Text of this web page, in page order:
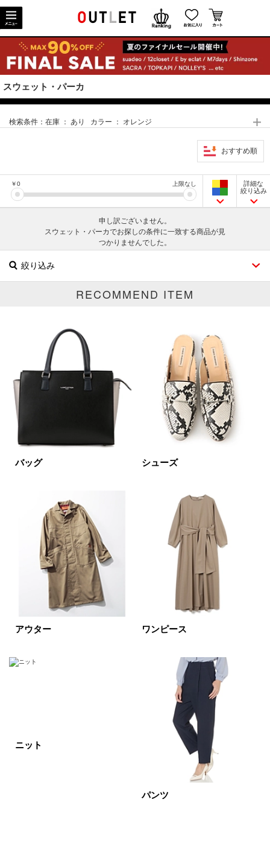
スウェット・パーカ
検索条件： 在庫 ： あり カラー ： オレンジ
おすすめ順
￥0 上限なし
詳細な
絞り込み
申し訳ございません。
スウェット・パーカでお探しの条件に一致する商品が見
つかりませんでした。
絞り込み
カテゴリ スウェット・パーカ全て
サイズ
掲載雑誌
価格
表示オプション
すべて 新着
SALE商品 予約品
再入荷 ラスト1
グレー
ベージュ オレンジ
ピンク
RECOMMEND ITEM
バッグ シューズ
アウター ワンピース
ニット
パンツ